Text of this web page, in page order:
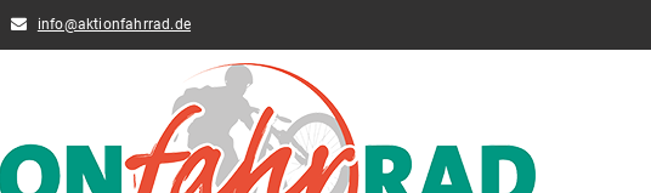
info@aktionfahrrad.de